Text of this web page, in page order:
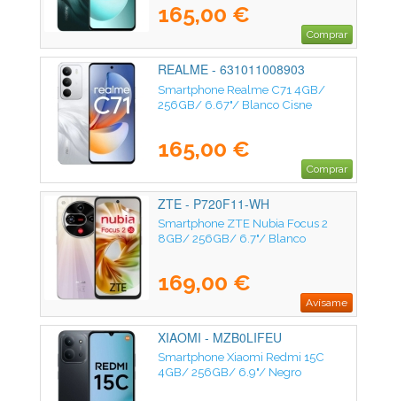
165,00 €
Comprar
REALME - 631011008903
Smartphone Realme C71 4GB/
256GB/ 6.67"/ Blanco Cisne
165,00 €
Comprar
ZTE - P720F11-WH
Smartphone ZTE Nubia Focus 2
8GB/ 256GB/ 6.7"/ Blanco
169,00 €
Avísame
XIAOMI - MZB0LIFEU
Smartphone Xiaomi Redmi 15C
4GB/ 256GB/ 6.9"/ Negro